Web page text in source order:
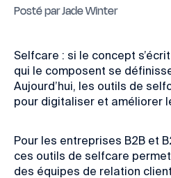
Posté parJade Winter
Selfcare : si le concept
qui le composent se
Aujourd’hui, les outils de
pour digitaliser et améliorer
Pour les entreprises B2B et
ces outils de selfcare
des équipes de relation